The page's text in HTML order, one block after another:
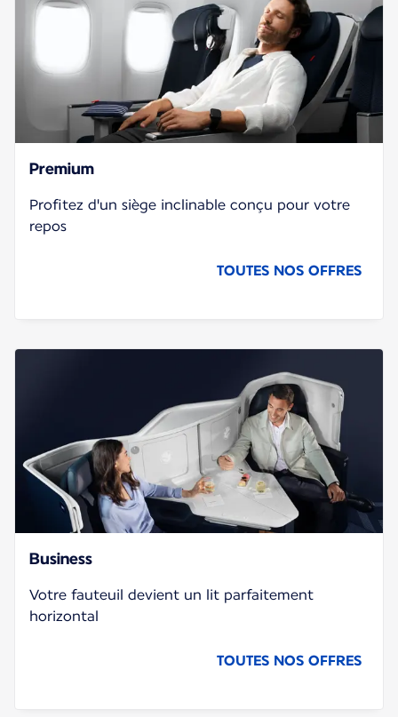
Premium
Profitez d'un siège inclinable conçu pour votre
repos
TOUTES NOS OFFRES
Business
Votre fauteuil devient un lit parfaitement
horizontal
TOUTES NOS OFFRES